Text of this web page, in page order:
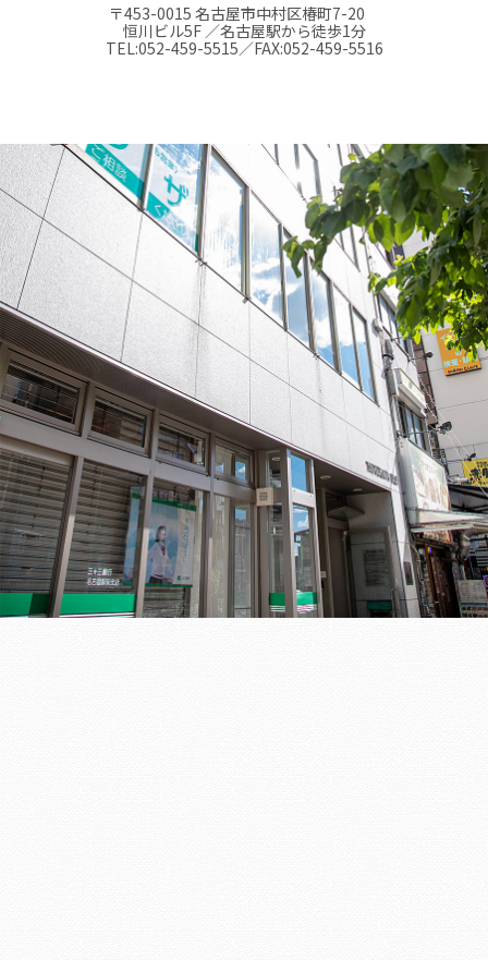
〒453-0015 名古屋市中村区椿町7-20
恒川ビル5F ／名古屋駅から徒歩1分
TEL:052-459-5515／FAX:052-459-5516